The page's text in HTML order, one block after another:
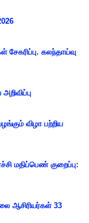
சேகரிப்பு. கலந்தாய்வு
விழா பற்றிய
மதிப்பெண் குறைப்பு:
ஆசிரியர்கள் 33